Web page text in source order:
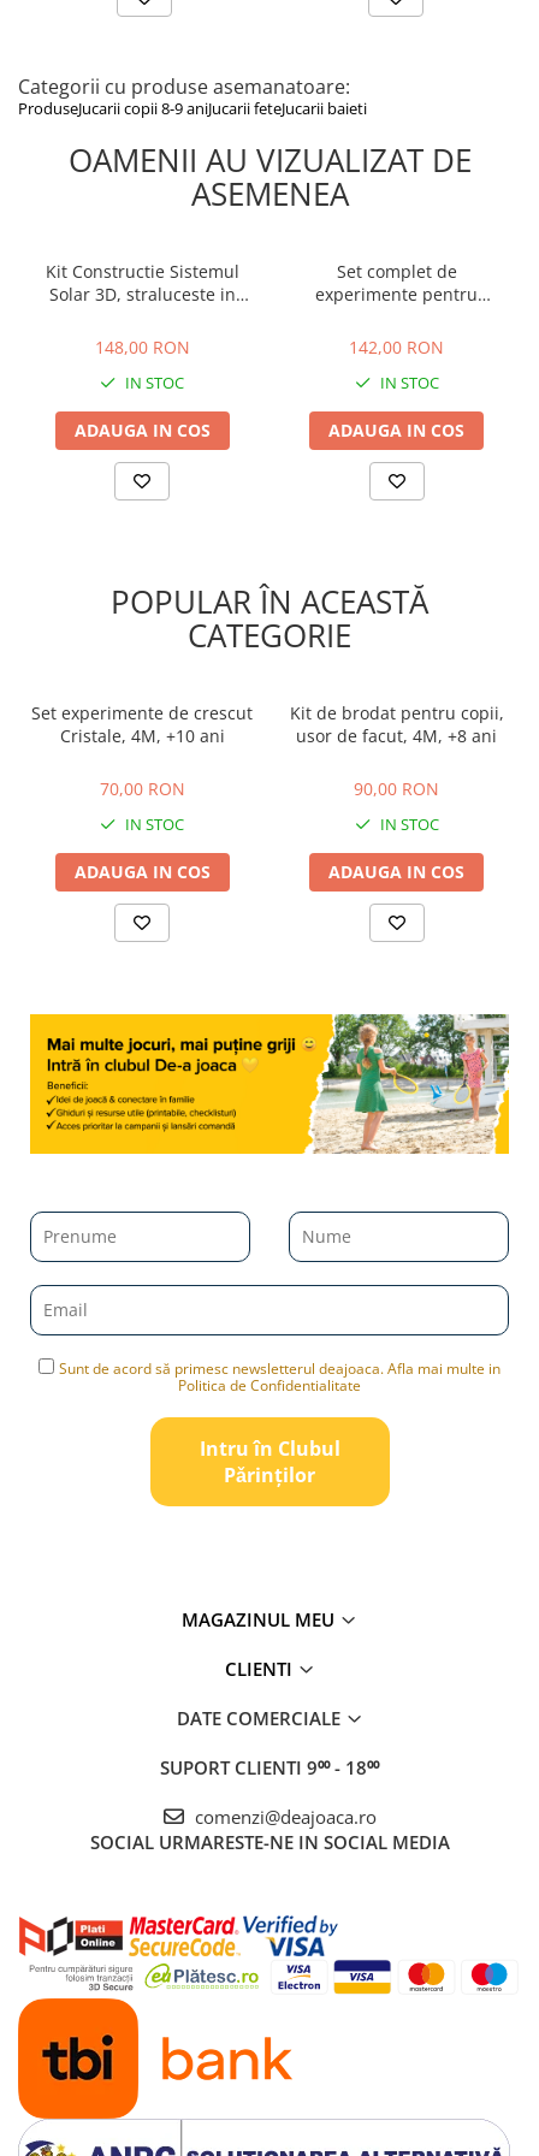
neîndepărtate corespunzător; instrucțiunile și etichetele se
Categorii cu produse asemanatoare:
ProduseJucarii copii 8-9 aniJucarii feteJucarii baieti
OAMENII AU VIZUALIZAT DE
ASEMENEA
Kit Constructie Sistemul
Solar 3D, straluceste in
148,00 RON
IN STOC
ADAUGA IN COS
Set complet de
experimente pentru
ani
142,00 RON
IN STOC
ADAUGA IN COS
POPULAR ÎN ACEASTĂ
CATEGORIE
Set experimente de crescut
Cristale, 4M, +10 ani
70,00 RON
IN STOC
ADAUGA IN COS
Kit de brodat pentru copii,
usor de facut, 4M, +8 ani
90,00 RON
IN STOC
ADAUGA IN COS
Sunt de acord să primesc newsletterul deajoaca. Afla mai multe in
Politica de Confidentialitate
Intru în Clubul
Pǎrinților
MAGAZINUL MEU
CLIENTI
DATE COMERCIALE
SUPORT CLIENTI 9⁰⁰ - 18⁰⁰
comenzi@deajoaca.ro
SOCIAL URMARESTE-NE IN SOCIAL MEDIA